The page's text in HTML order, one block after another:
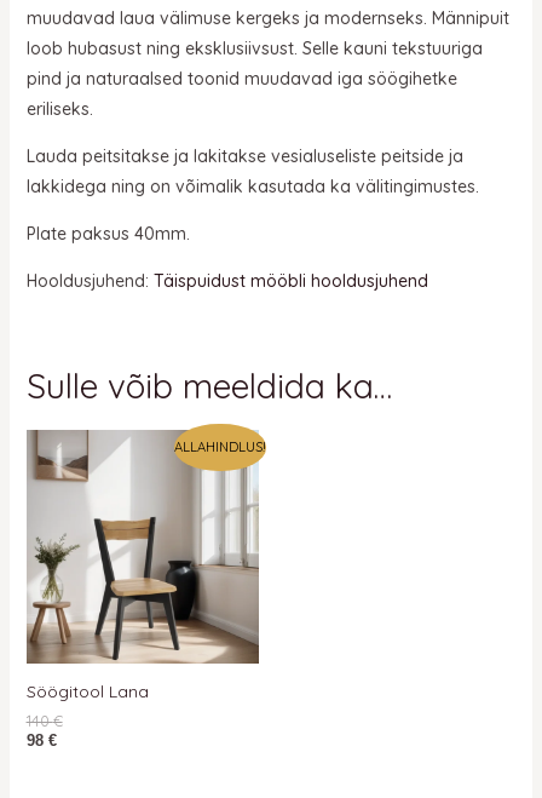
muudavad laua välimuse kergeks ja modernseks. Männipuit
loob hubasust ning eksklusiivsust. Selle kauni tekstuuriga
pind ja naturaalsed toonid muudavad iga söögihetke
eriliseks.
Lauda peitsitakse ja lakitakse vesialuseliste peitside ja
lakkidega ning on võimalik kasutada ka välitingimustes.
Plate paksus 40mm.
Hooldusjuhend: Täispuidust mööbli hooldusjuhend
Sulle võib meeldida ka…
ALLAHINDLUS!
Söögitool Lana
140€
98 €